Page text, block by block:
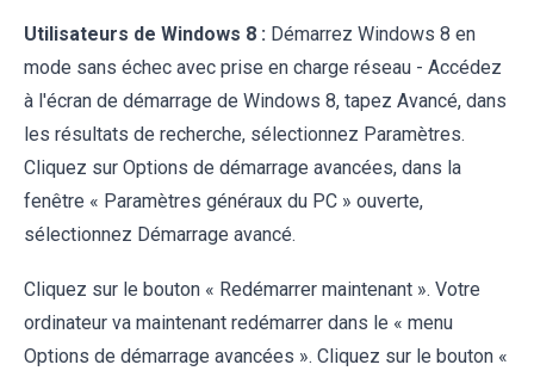
Utilisateurs de Windows 8 : Démarrez Windows 8 en
mode sans échec avec prise en charge réseau - Accédez
à l'écran de démarrage de Windows 8, tapez Avancé, dans
les résultats de recherche, sélectionnez Paramètres.
Cliquez sur Options de démarrage avancées, dans la
fenêtre « Paramètres généraux du PC » ouverte,
sélectionnez Démarrage avancé.
Cliquez sur le bouton « Redémarrer maintenant ». Votre
ordinateur va maintenant redémarrer dans le « menu
Options de démarrage avancées ». Cliquez sur le bouton «